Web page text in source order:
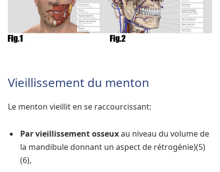
Vieillissement du menton
Le menton vieillit en se raccourcissant:
Par vieillissement osseuxau niveau du volume de
la mandibule donnant un aspect de rétrogénie)(5)
(6),